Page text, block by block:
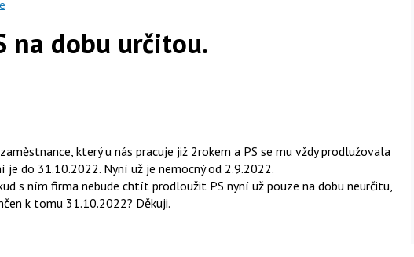
na dobu určitou.
který u nás pracuje již 2rokem a PS se mu vždy prodlužovala
do 31.10.2022. Nyní už je nemocný od 2.9.2022.
s ním firma nebude chtít prodloužit PS nyní už pouze na dobu neurčitu,
k tomu 31.10.2022? Děkuji.